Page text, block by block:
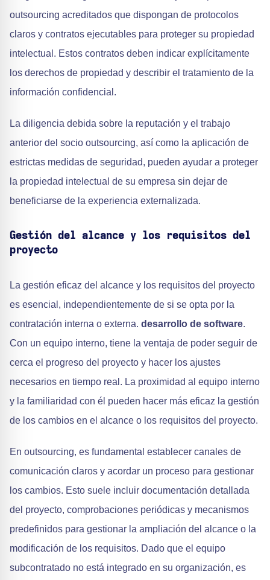
outsourcing acreditados que dispongan de protocolos
claros y contratos ejecutables para proteger su propiedad
intelectual. Estos contratos deben indicar explícitamente
los derechos de propiedad y describir el tratamiento de la
información confidencial.
La diligencia debida sobre la reputación y el trabajo
anterior del socio outsourcing, así como la aplicación de
estrictas medidas de seguridad, pueden ayudar a proteger
la propiedad intelectual de su empresa sin dejar de
beneficiarse de la experiencia externalizada.
Gestión del alcance y los requisitos del
proyecto
La gestión eficaz del alcance y los requisitos del proyecto
es esencial, independientemente de si se opta por la
contratación interna o externa. desarrollo de software.
Con un equipo interno, tiene la ventaja de poder seguir de
cerca el progreso del proyecto y hacer los ajustes
necesarios en tiempo real. La proximidad al equipo interno
y la familiaridad con él pueden hacer más eficaz la gestión
de los cambios en el alcance o los requisitos del proyecto.
En outsourcing, es fundamental establecer canales de
comunicación claros y acordar un proceso para gestionar
los cambios. Esto suele incluir documentación detallada
del proyecto, comprobaciones periódicas y mecanismos
predefinidos para gestionar la ampliación del alcance o la
modificación de los requisitos. Dado que el equipo
subcontratado no está integrado en su organización, es